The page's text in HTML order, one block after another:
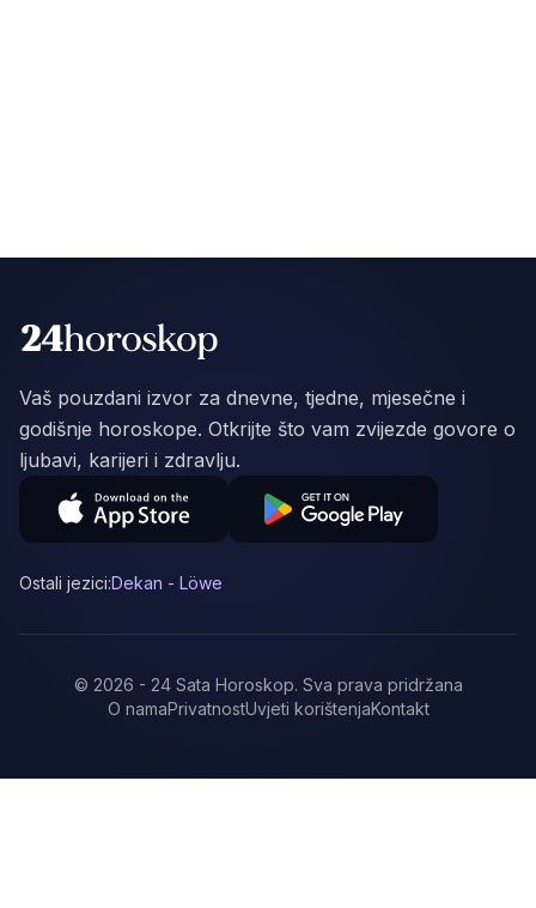
Vaš pouzdani izvor za dnevne, tjedne, mjesečne i
godišnje horoskope. Otkrijte što vam zvijezde govore o
ljubavi, karijeri i zdravlju.
Ostali jezici:Dekan - Löwe
© 2026 - 24 Sata Horoskop. Sva prava pridržana
O namaPrivatnostUvjeti korištenjaKontakt